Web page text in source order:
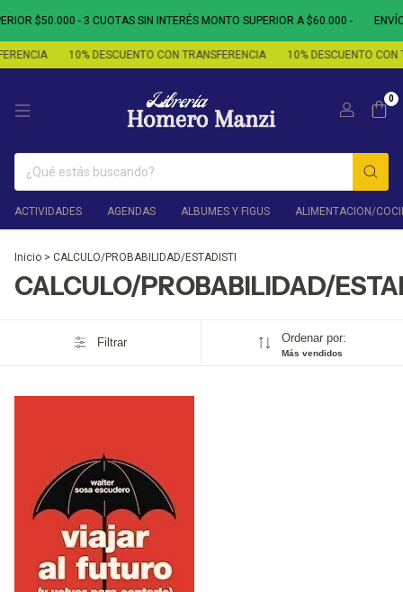
$50.000 - 3 CUOTAS SIN INTERÉS MONTO SUPERIOR A $60.000 -
10% DESCUENTO CON TRANSFERENCIA 10% DESCUENTO CON
0
ACTIVIDADES AGENDAS ALBUMES Y FIGUS ALIMENTACION/
Inicio > CALCULO/PROBABILIDAD/ESTADISTI
CALCULO/PROBABILIDAD/
Filtrar Ordenar por:
Más vendidos